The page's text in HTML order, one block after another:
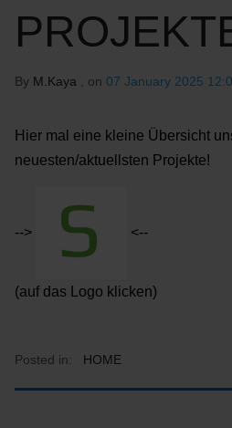
By M.Kaya , on 07 January 2025
Hier mal eine kleine Übersicht
neuesten/aktuellsten Projekte!
--> <--
(auf das Logo klicken)
Posted in: HOME